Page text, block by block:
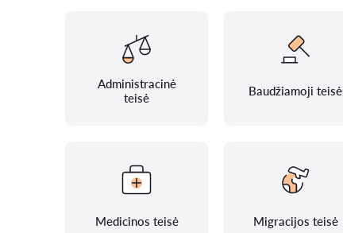
Administracinė
teisė
Baudžiamoji teisė
Medicinos teisė Migracijos teisė